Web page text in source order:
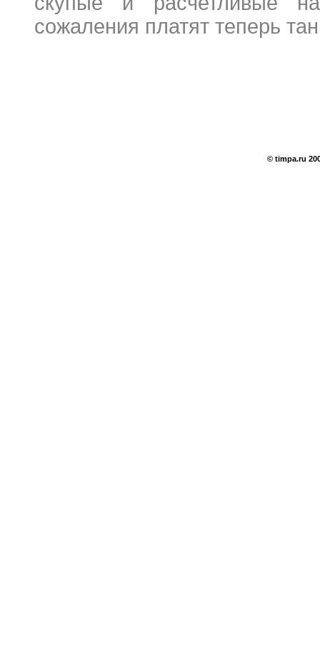
сожаления платят теперь
© timpa.ru